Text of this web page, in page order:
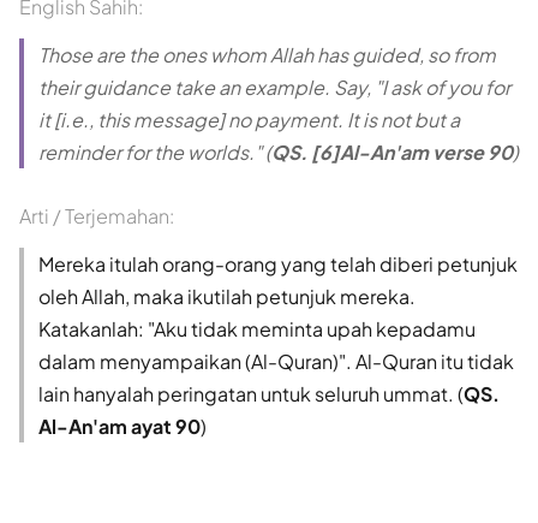
English Sahih:
Those are the ones whom Allah has guided, so from
their guidance take an example. Say, "I ask of you for
it [i.e., this message] no payment. It is not but a
reminder for the worlds." (QS. [6]Al-An'am verse 90)
Arti / Terjemahan:
Mereka itulah orang-orang yang telah diberi petunjuk
oleh Allah, maka ikutilah petunjuk mereka.
Katakanlah: "Aku tidak meminta upah kepadamu
dalam menyampaikan (Al-Quran)". Al-Quran itu tidak
lain hanyalah peringatan untuk seluruh ummat. (QS.
Al-An'am ayat 90)